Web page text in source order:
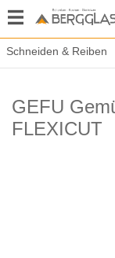
Schneiden & Reiben
GEFU
FLEXICUT